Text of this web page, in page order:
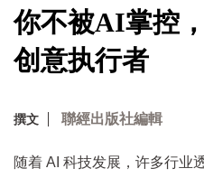
你不被AI掌控
创意执行者
撰文 聯經出版社編輯
随着 AI 科技发展，许多行业